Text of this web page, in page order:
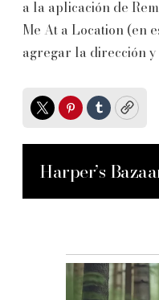
a la aplicación de
Me At a Location (en
agregar la dirección
TwitterPinterest
TumblrCopy
Harper’s